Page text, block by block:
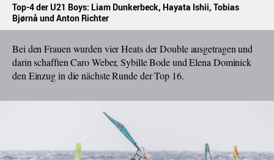
Top-4 der U21 Boys: Liam Dunkerbeck, Hayata Ishii, Tobias
Bjørnå und Anton Richter
Bei den Frauen wurden vier Heats der Double ausgetragen und
darin schafften Caro Weber, Sybille Bode und Elena Dominick
den Einzug in die nächste Runde der Top 16.